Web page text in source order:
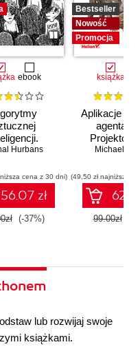
ebook
Hurbans
cena z 30 dni)
56.07 zł
(-37%)
Bestseller
Nowość
Promocja
książka
Aplikacje
agentach
Michael
(49,50 zł najniższa
99.00zł
lub rozwijaj swoje
książkami.